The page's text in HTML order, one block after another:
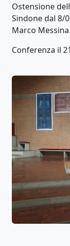
Ostensione
Sindone dal 8/
Marco Messina.
Conferenza il